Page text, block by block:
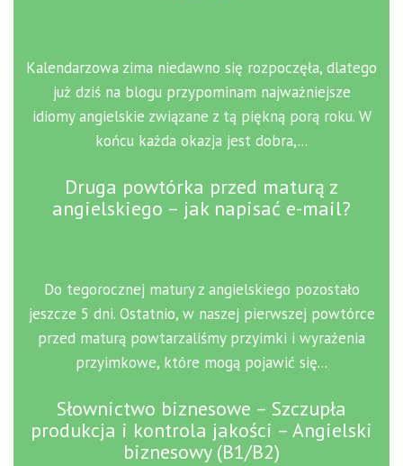
Kalendarzowa zima niedawno się rozpoczęła, dlatego
już dziś na blogu przypominam najważniejsze
idiomy angielskie związane z tą piękną porą roku. W
końcu każda okazja jest dobra,...
Druga powtórka przed maturą z
angielskiego – jak napisać e-mail?
Do tegorocznej matury z angielskiego pozostało
jeszcze 5 dni. Ostatnio, w naszej pierwszej powtórce
przed maturą powtarzaliśmy przyimki i wyrażenia
przyimkowe, które mogą pojawić się...
Słownictwo biznesowe – Szczupła
produkcja i kontrola jakości – Angielski
biznesowy (B1/B2)